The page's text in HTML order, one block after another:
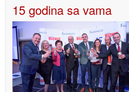
15 godina sa vama